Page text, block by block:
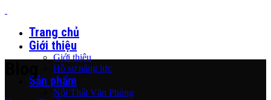
Trang chủ
Giới thiệu
Giới thiệu
Hồ sơ năng lực
Sản phẩm
Nội Thất Văn Phòng
Blog